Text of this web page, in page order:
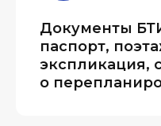
Документы
паспорт,
экспликация,
о